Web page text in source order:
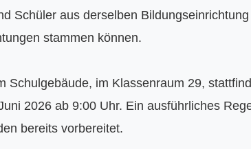
Schüler aus derselben
stammen können.
Schulgebäude, im Klassenraum 29,
2026 ab 9:00 Uhr. Ein ausführliches
bereits vorbereitet.